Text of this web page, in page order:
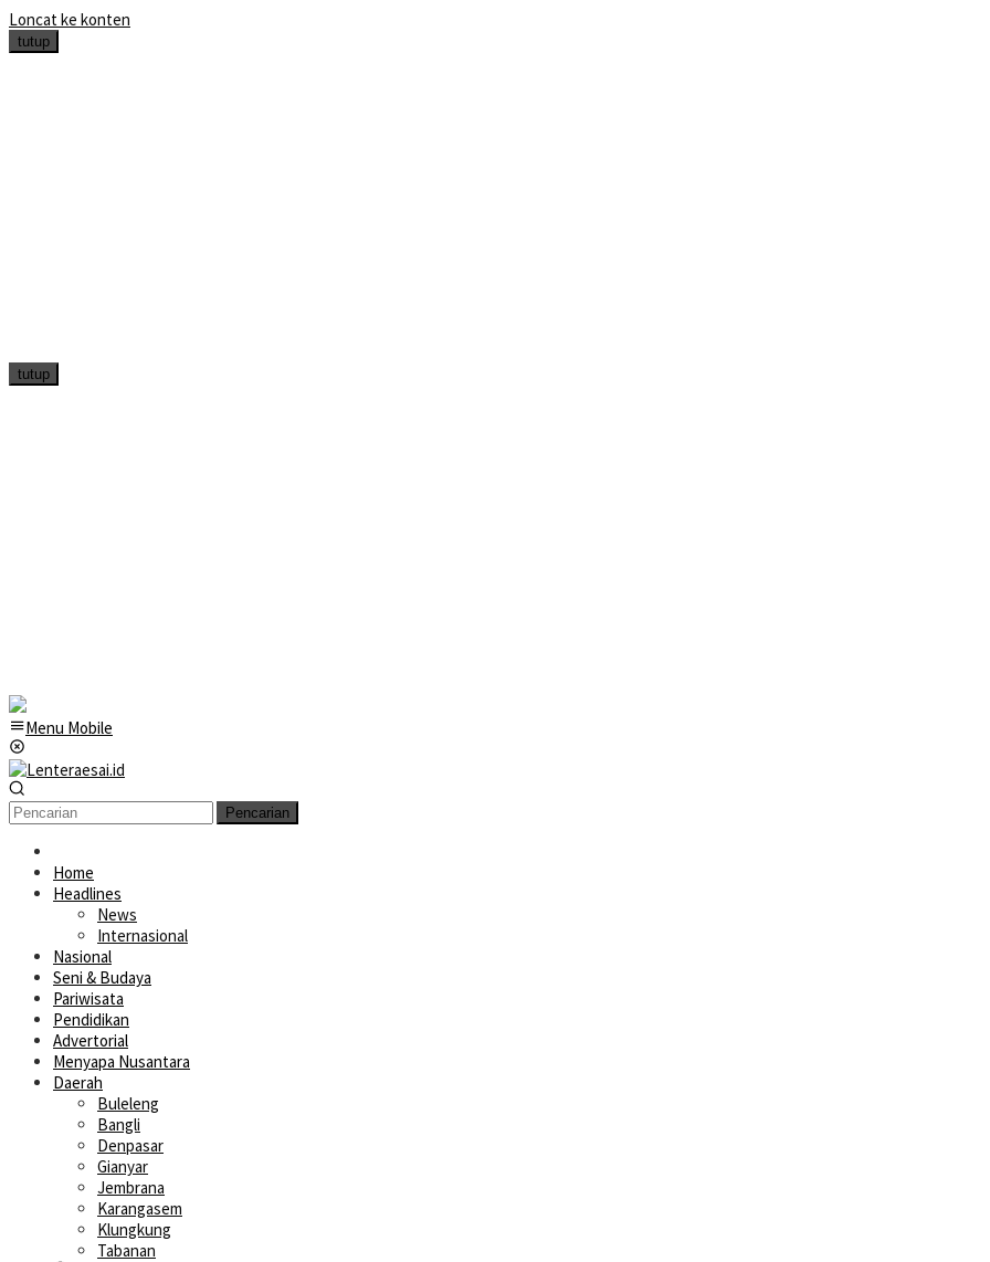
Loncat ke konten
tutup
tutup
Menu Mobile
Pencarian
Home
Headlines
News
Internasional
Nasional
Seni & Budaya
Pariwisata
Pendidikan
Advertorial
Menyapa Nusantara
Daerah
Buleleng
Bangli
Denpasar
Gianyar
Jembrana
Karangasem
Klungkung
Tabanan